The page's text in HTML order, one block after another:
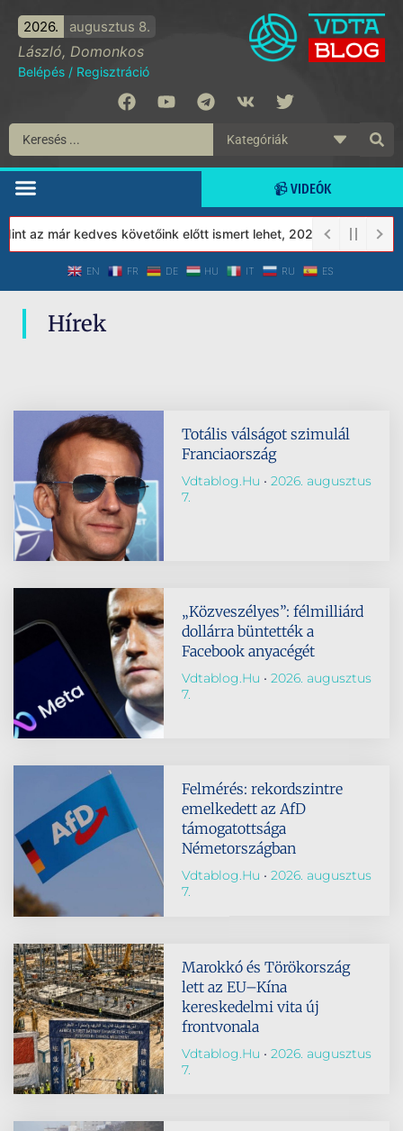
2026. augusztus 8.
László, Domonkos
Belépés / Regisztráció
📹 VIDEÓK
az már kedves követőink előtt ismert lehet, 2023-tól a Védett
EN FR DE HU IT RU ES
Hírek
Totális válságot szimulál
Franciaország
Vdtablog.hu
2026. augusztus
7.
„Közveszélyes”: félmilliárd
dollárra büntették a
Facebook anyacégét
Vdtablog.hu
2026. augusztus
7.
Felmérés: rekordszintre
emelkedett az AfD
támogatottsága
Németországban
Vdtablog.hu
2026. augusztus
7.
Marokkó és Törökország
lett az EU–Kína
kereskedelmi vita új
frontvonala
Vdtablog.hu
2026. augusztus
7.